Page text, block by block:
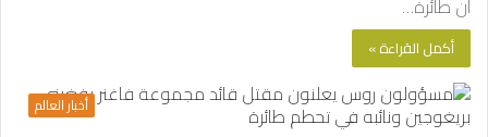
أن طائرة…
أكمل القراءة »
أخبار العالم